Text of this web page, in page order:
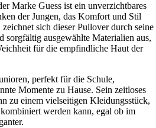
Marke Guess ist ein unverzichtbares
der Jungen, das Komfort und Stil
sich dieser Pullover durch seine
sorgfältig ausgewählte Materialien aus,
für die empfindliche Haut der
perfekt für die Schule,
Momente zu Hause. Sein zeitloses
zu einem vielseitigen Kleidungsstück,
werden kann, egal ob im